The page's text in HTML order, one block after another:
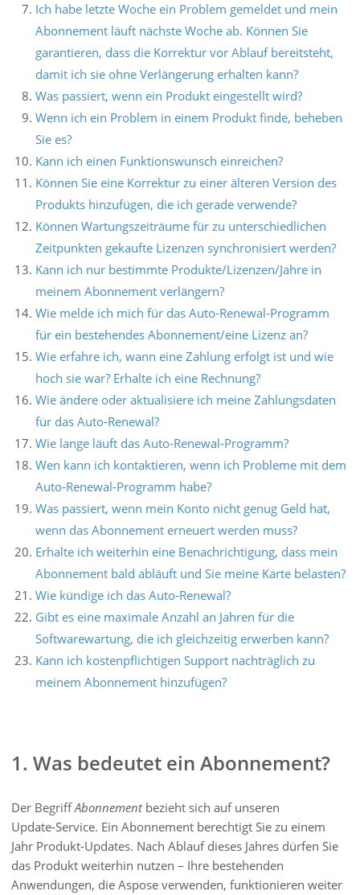
Ich habe letzte Woche ein Problem gemeldet und mein
Abonnement läuft nächste Woche ab. Können Sie
garantieren, dass die Korrektur vor Ablauf bereitsteht,
damit ich sie ohne Verlängerung erhalten kann?
Was passiert, wenn ein Produkt eingestellt wird?
Wenn ich ein Problem in einem Produkt finde, beheben
Sie es?
Kann ich einen Funktionswunsch einreichen?
Können Sie eine Korrektur zu einer älteren Version des
Produkts hinzufügen, die ich gerade verwende?
Können Wartungszeiträume für zu unterschiedlichen
Zeitpunkten gekaufte Lizenzen synchronisiert werden?
Kann ich nur bestimmte Produkte/Lizenzen/Jahre in
meinem Abonnement verlängern?
Wie melde ich mich für das Auto‑Renewal‑Programm
für ein bestehendes Abonnement/eine Lizenz an?
Wie erfahre ich, wann eine Zahlung erfolgt ist und wie
hoch sie war? Erhalte ich eine Rechnung?
Wie ändere oder aktualisiere ich meine Zahlungsdaten
für das Auto‑Renewal?
Wie lange läuft das Auto‑Renewal‑Programm?
Wen kann ich kontaktieren, wenn ich Probleme mit dem
Auto‑Renewal‑Programm habe?
Was passiert, wenn mein Konto nicht genug Geld hat,
wenn das Abonnement erneuert werden muss?
Erhalte ich weiterhin eine Benachrichtigung, dass mein
Abonnement bald abläuft und Sie meine Karte belasten?
Wie kündige ich das Auto‑Renewal?
Gibt es eine maximale Anzahl an Jahren für die
Softwarewartung, die ich gleichzeitig erwerben kann?
Kann ich kostenpflichtigen Support nachträglich zu
meinem Abonnement hinzufügen?
1. Was bedeutet ein Abonnement?
Der BegriffAbonnementbezieht sich auf unseren
Update‑Service. Ein Abonnement berechtigt Sie zu einem
Jahr Produkt‑Updates. Nach Ablauf dieses Jahres dürfen Sie
das Produkt weiterhin nutzen – Ihre bestehenden
Anwendungen, die Aspose verwenden, funktionieren weiter